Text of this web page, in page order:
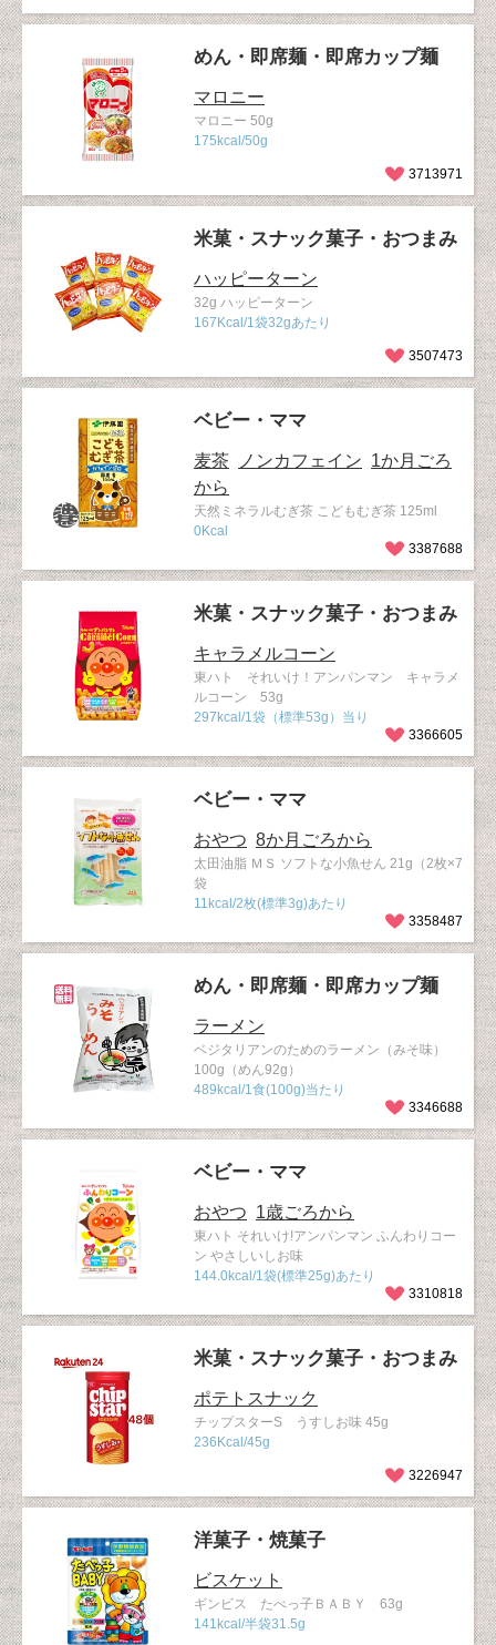
めん・即席麺・即席カップ麺
マロニー
マロニー 50g
175kcal/50g
3713971
米菓・スナック菓子・おつまみ
ハッピーターン
32g ハッピーターン
167Kcal/1袋32gあたり
3507473
ベビー・ママ
麦茶 ノンカフェイン 1か月ごろ
から
天然ミネラルむぎ茶 こどもむぎ茶 125ml
0Kcal
3387688
米菓・スナック菓子・おつまみ
キャラメルコーン
東ハト それいけ！アンパンマン キャラメ
ルコーン 53g
297kcal/1袋（標準53g）当り
3366605
ベビー・ママ
おやつ 8か月ごろから
太田油脂 ＭＳ ソフトな小魚せん 21g（2枚×7
袋
11kcal/2枚(標準3g)あたり
3358487
めん・即席麺・即席カップ麺
ラーメン
ベジタリアンのためのラーメン（みそ味）
100g（めん92g）
489kcal/1食(100g)当たり
3346688
ベビー・ママ
おやつ 1歳ごろから
東ハト それいけ!アンパンマン ふんわりコー
ン やさしいしお味
144.0kcal/1袋(標準25g)あたり
3310818
米菓・スナック菓子・おつまみ
ポテトスナック
チップスターS うすしお味 45g
236Kcal/45g
3226947
洋菓子・焼菓子
ビスケット
ギンビス たべっ子ＢＡＢＹ 63g
141kcal/半袋31.5g